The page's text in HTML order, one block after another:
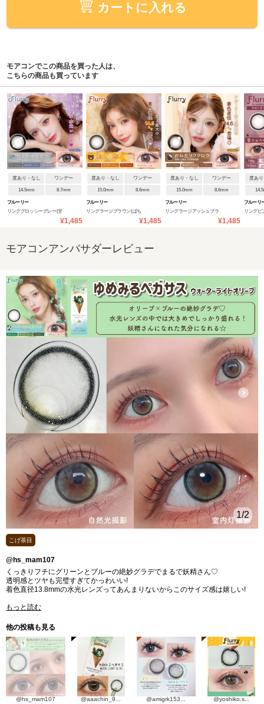
カートに入れる
モアコンでこの商品を買った人は、
こちらの商品も買っています
度あり・なし ワンデー
14.5mm 8.7mm
フルーリー
リンググロッシーグレー(甘
¥1,485
度あり・なし ワンデー
15.0mm 8.6mm
フルーリー
リングラージブラウン(ぱち
¥1,485
度あり・なし ワンデー
15.0mm 8.6mm
フルーリー
リングラージアッシュブラ
¥1,485
度あ
フルーリ
リングピ
モアコンアンバサダーレビュー
1/2
こげ茶目
@hs_mam107
くっきりフチにグリーンとブルーの絶妙グラデでまるで妖精さん♡
透明感とツヤも完璧すぎてかっわいい!
着色直径13.8mmの水光レンズってあんまりないからこのサイズ感は嬉しい!
もっと読む
他の投稿も見る
@hs_mam107 @aaachin_9... @amigrk153... @yoshiko.s...